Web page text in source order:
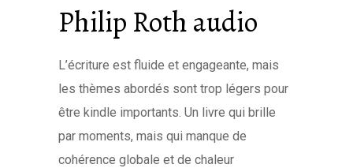
Philip Roth audio
L’écriture est fluide et engageante, mais
les thèmes abordés sont trop légers pour
être kindle importants. Un livre qui brille
par moments, mais qui manque de
cohérence globale et de chaleur